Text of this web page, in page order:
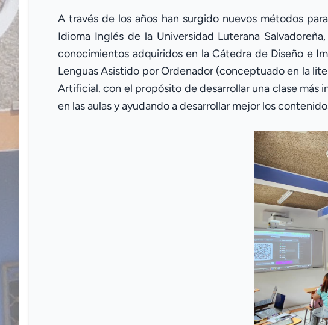
A través de los años han surgido nuevos métodos
Idioma Inglés de la Universidad Luterana
conocimientos adquiridos en la Cátedra de Diseño e
Lenguas Asistido por Ordenador (conceptuado en la
Artificial. con el propósito de desarrollar una clase
en las aulas y ayudando a desarrollar mejor los